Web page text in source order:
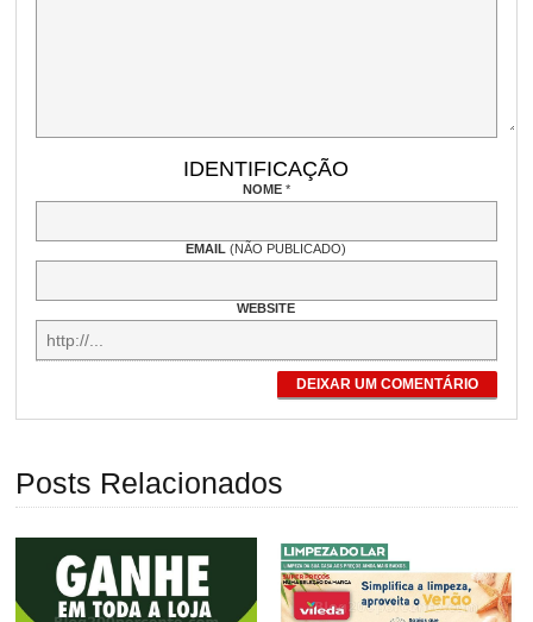
IDENTIFICAÇÃO
NOME *
EMAIL(NÃO PUBLICADO)
WEBSITE
DEIXAR UM COMENTÁRIO
Posts Relacionados